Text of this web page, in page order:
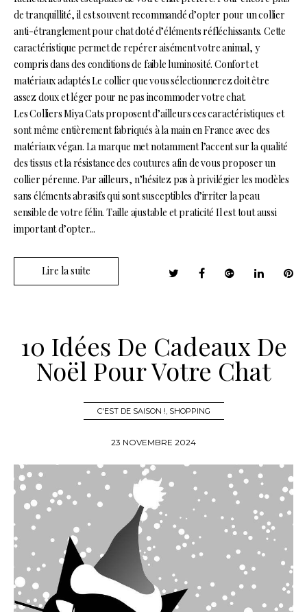
de tranquillité, il est souvent recommandé d’opter pour un collier
anti-étranglement pour chat doté d’éléments réfléchissants. Cette
caractéristique permet de repérer aisément votre animal, y
compris dans des conditions de faible luminosité. Confort et
matériaux adaptés Le collier que vous sélectionnerez doit être
assez doux et léger pour ne pas incommoder votre chat.
Les Colliers Miya Cats proposent d’ailleurs ces caractéristiques et
sont même entièrement fabriqués à la main en France avec des
matériaux végan. La marque met notamment l’accent sur la qualité
des tissus et la résistance des coutures afin de vous proposer un
collier pérenne. Par ailleurs, n’hésitez pas à privilégier les modèles
sans éléments abrasifs qui sont susceptibles d’irriter la peau
sensible de votre félin. Taille ajustable et praticité Il est tout aussi
important d’opter...
Lire la suite
10 Idées De Cadeaux De
Noël Pour Votre Chat
C'EST DE SAISON ! SHOPPING
23 NOVEMBRE 2024